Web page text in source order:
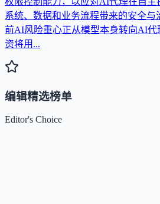
系统、数据和业务流程带来的安全与
前AI风险重心正从模型本身转向AI代
资将用...
编辑精选榜单
Editor's Choice